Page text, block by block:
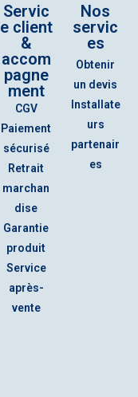
Servic
e client
&
accom
pagne
ment
CGV
Paiement
sécurisé
Retrait
marchan
dise
Garantie
produit
Service
après-
vente
Nos
servic
es
Obtenir
un devis
Installate
urs
partenair
es